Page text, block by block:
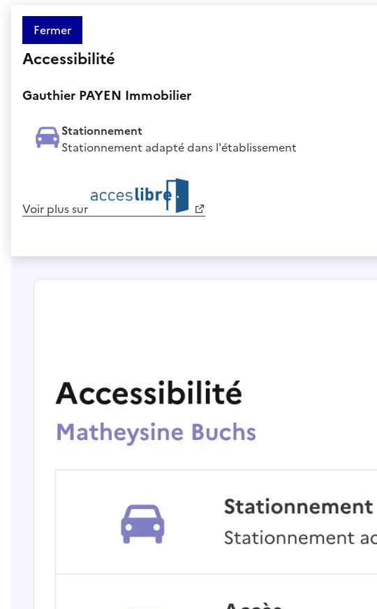
Fermer
Accessibilité
Gauthier PAYEN Immobilier
Stationnement
Stationnement adapté dans l'établissement
Voir plus sur